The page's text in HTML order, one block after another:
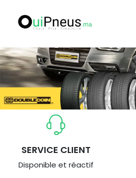
SERVICE CLIENT
Disponible et réactif